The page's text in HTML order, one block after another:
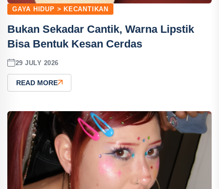
GAYA HIDUP > KECANTIKAN
Bukan Sekadar Cantik, Warna Lipstik
Bisa Bentuk Kesan Cerdas
29 JULY 2026
READ MORE